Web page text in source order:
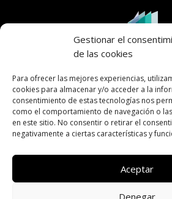
Gestionar el
de las cookies
Para ofrecer las mejores experiencias,
cookies para almacenar y/o acceder a la
consentimiento de estas tecnologías nos
como el comportamiento de navegación o
en este sitio. No consentir o retirar el
negativamente a ciertas características y
Aceptar
Denegar
PRIVACIDAD